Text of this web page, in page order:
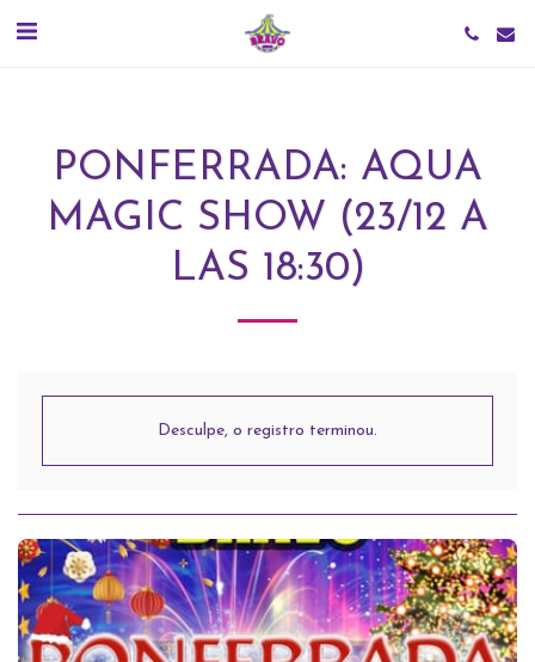
PONFERRADA: AQUA
MAGIC SHOW (23/12 A
LAS 18:30)
Desculpe, o registro terminou.